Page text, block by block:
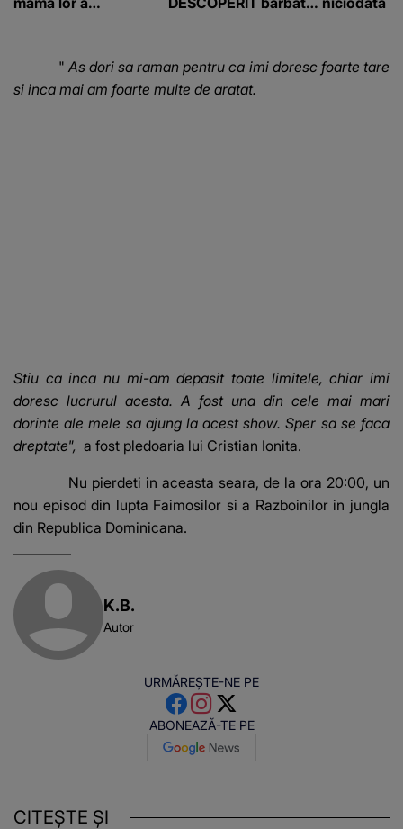
banii obținuți? SUMA
E COLOSALĂ
" As dori sa raman pentru ca imi doresc foarte tare
si inca mai am foarte multe de aratat.
Stiu ca inca nu mi-am depasit toate limitele, chiar imi
doresc lucrurul acesta. A fost una din cele mai mari
dorinte ale mele sa ajung la acest show. Sper sa se faca
dreptate", a fost pledoaria lui Cristian Ionita.
​Nu pierdeti in aceasta seara, de la ora 20:00, un
nou episod din lupta Faimosilor si a Razboinilor in jungla
din Republica Dominicana.
K.B.
Autor
URMĂREȘTE-NE PE
ABONEAZĂ-TE PE
CITEȘTE ȘI